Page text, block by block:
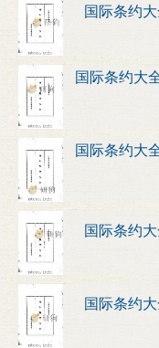
国际条约
国际条约大
国际条约大
国际条约
国际条约